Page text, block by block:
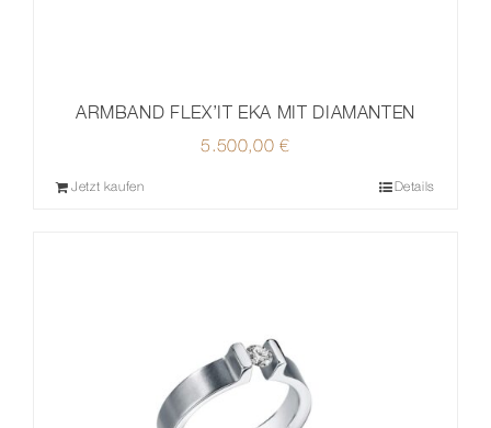
ARMBAND FLEX’IT EKA MIT DIAMANTEN
5.500,00€
Jetzt kaufen Details